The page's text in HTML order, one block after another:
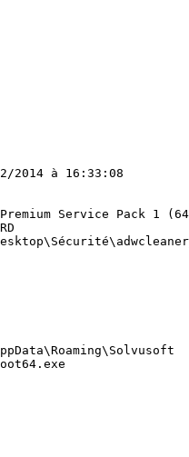
2014 à 16:33:08
Service Pack 1